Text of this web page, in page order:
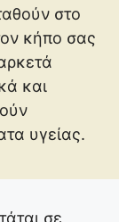
στο
κήπο σας
και
υγείας.
σε